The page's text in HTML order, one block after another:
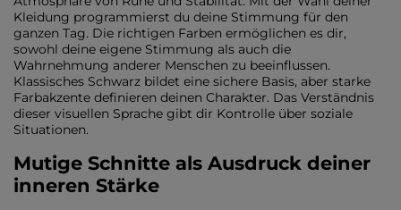
Kleidung programmierst du deine Stimmung für den
ganzen Tag. Die richtigen Farben ermöglichen es dir,
sowohl deine eigene Stimmung als auch die
Wahrnehmung anderer Menschen zu beeinflussen.
Klassisches Schwarz bildet eine sichere Basis, aber starke
Farbakzente definieren deinen Charakter. Das Verständnis
dieser visuellen Sprache gibt dir Kontrolle über soziale
Situationen.
Mutige Schnitte als Ausdruck deiner
inneren Stärke